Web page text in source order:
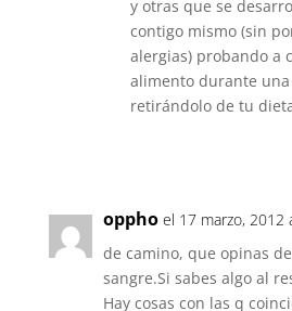
y otras que se
contigo mismo (sin
alergias) probando a
alimento durante
retirándolo de tu
oppho el 17 marzo, 2012
de camino, que opinas
sangre.Si sabes algo al
Hay cosas con las q